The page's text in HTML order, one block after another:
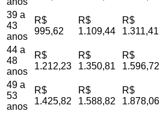
39 a
43
anos
R$
995,62
R$
1.109,44
R$
1.311,41
44 a
48
anos
R$
1.212,23
R$
1.350,81
R$
1.596,72
49 a
53
anos
R$
1.425,82
R$
1.588,82
R$
1.878,06